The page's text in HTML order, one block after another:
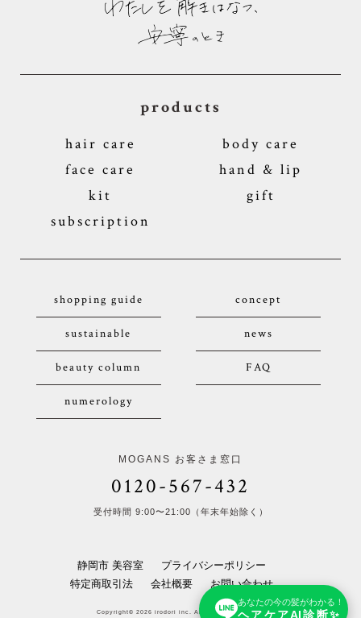
あなたの今の髪がわかる！
ヘアケアAI診断✨
products
hair care
body care
face care
hand & lip
kit
gift
subscription
shopping guide concept
sustainable news
beauty column FAQ
numerology
MOGANS お客さま窓口
0120-567-432
受付時間 9:00〜21:00（年末年始除く）
静岡市 美容室
プライバシーポリシー
特定商取引法
会社概要 お問い合わせ
Copyright© 2026 irodori inc. All Rights Reserved.